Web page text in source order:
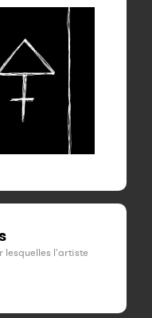
lesquelles l'artiste